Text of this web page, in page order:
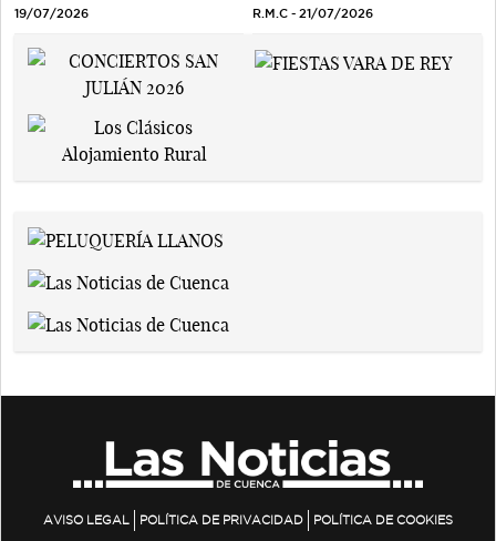
19/07/2026
R.M.C - 21/07/2026
AVISO LEGAL POLÍTICA DE PRIVACIDAD POLÍTICA DE COOKIES